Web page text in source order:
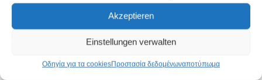
Akzeptieren
Einstellungen verwalten
Οδηγία για τα cookiesΠροστασία δεδομένωναποτύπωμα
Απλή εφαρμογή (είναι δυνατή η επίστρωση ανά πάσα